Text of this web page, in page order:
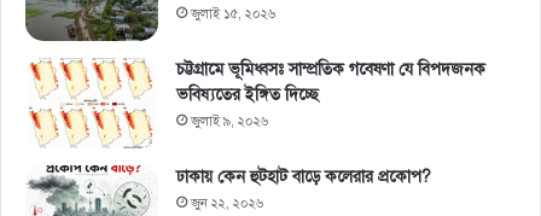
জুলাই ১৫, ২০২৬
চট্টগ্রামে ভূমিধ্বসঃ সাম্প্রতিক গবেষণা যে বিপদজনক
ভবিষ্যতের ইঙ্গিত দিচ্ছে
জুলাই ৯, ২০২৬
ঢাকায় কেন হুটহাট বাড়ে কলেরার প্রকোপ?
জুন ২২, ২০২৬